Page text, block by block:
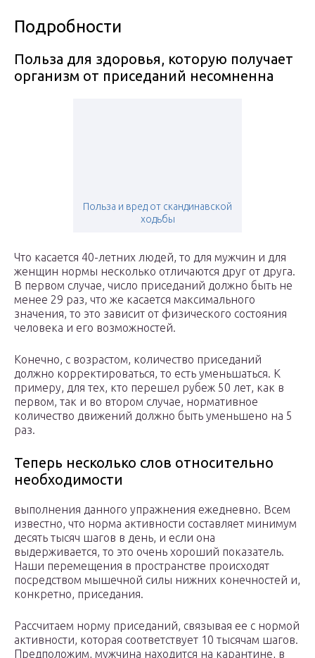
Подробности
Польза для здоровья, которую получает
организм от приседаний несомненна
Польза и вред от скандинавской
ходьбы
Что касается 40-летних людей, то для мужчин и для
женщин нормы несколько отличаются друг от друга.
В первом случае, число приседаний должно быть не
менее 29 раз, что же касается максимального
значения, то это зависит от физического состояния
человека и его возможностей.
Конечно, с возрастом, количество приседаний
должно корректироваться, то есть уменьшаться. К
примеру, для тех, кто перешел рубеж 50 лет, как в
первом, так и во втором случае, нормативное
количество движений должно быть уменьшено на 5
раз.
Теперь несколько слов относительно
необходимости
выполнения данного упражнения ежедневно. Всем
известно, что норма активности составляет минимум
десять тысяч шагов в день, и если она
выдерживается, то это очень хороший показатель.
Наши перемещения в пространстве происходят
посредством мышечной силы нижних конечностей и,
конкретно, приседания.
Рассчитаем норму приседаний, связывая ее с нормой
активности, которая соответствует 10 тысячам шагов.
Предположим, мужчина находится на карантине, в